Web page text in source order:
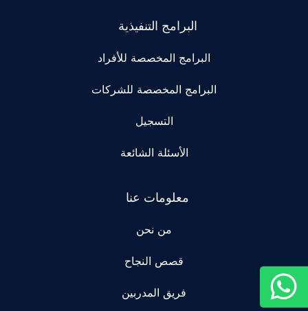
البرامج التنفيذية
البرامج المخصصة للأفراد
البرامج المخصصة للشركات
التسجيل
الأسئلة الشائعة
معلومات عنا
من نحن
قصص النجاح
فريق المدربين